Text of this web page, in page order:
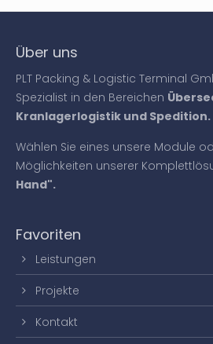
Über uns
PLT Packing & Logistic Terminal
Spezialist in den Bereichen
Kranlagerlogistik und Spedition.
Wählen Sie eines unsere Module
Möglichkeiten unserer
Hand".
Favoriten
Leistungen
Projekte
Kontakt